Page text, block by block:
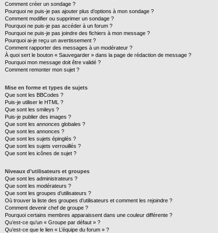
Comment créer un sondage ?
Pourquoi ne puis-je pas ajouter plus d’options à mon sondage ?
Comment modifier ou supprimer un sondage ?
Pourquoi ne puis-je pas accéder à un forum ?
Pourquoi ne puis-je pas joindre des fichiers à mon message ?
Pourquoi ai-je reçu un avertissement ?
Comment rapporter des messages à un modérateur ?
À quoi sert le bouton « Sauvegarder » dans la page de rédaction de message ?
Pourquoi mon message doit être validé ?
Comment remonter mon sujet ?
Mise en forme et types de sujets
Que sont les BBCodes ?
Puis-je utiliser le HTML ?
Que sont les smileys ?
Puis-je publier des images ?
Que sont les annonces globales ?
Que sont les annonces ?
Que sont les sujets épinglés ?
Que sont les sujets verrouillés ?
Que sont les icônes de sujet ?
Niveaux d’utilisateurs et groupes
Que sont les administrateurs ?
Que sont les modérateurs ?
Que sont les groupes d’utilisateurs ?
Où trouver la liste des groupes d’utilisateurs et comment les rejoindre ?
Comment devenir chef de groupe ?
Pourquoi certains membres apparaissent dans une couleur différente ?
Qu’est-ce qu’un « Groupe par défaut » ?
Qu’est-ce que le lien « L’équipe du forum » ?